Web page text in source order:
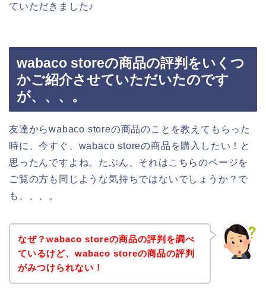
ていただきました♪
wabaco storeの商品の評判をいくつ
かご紹介させていただいたのです
が、、、。
友達からwabaco storeの商品のことを教えてもらった
時に、今すぐ、wabaco storeの商品を購入したい！と
思ったんですよね。たぶん、それはこちらのページを
ご覧の方も同じような気持ちではないでしょうか？で
も、、、。
なぜ？wabaco storeの商品の評判を調べ
ているけど、wabaco storeの商品の評判
がみつけられない！